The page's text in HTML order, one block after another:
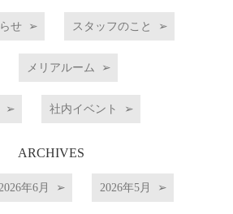
せ スタッフのこと
メリアルーム
社内イベント
ARCHIVES
年6月 2026年5月